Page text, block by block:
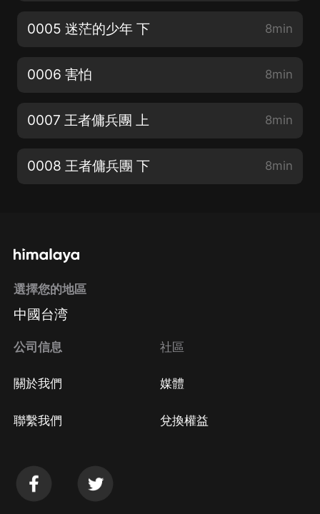
0005 迷茫的少年 下 8min
0006 害怕 8min
0007 王者傭兵團 上 8min
0008 王者傭兵團 下 8min
選擇您的地區
中國台湾
公司信息
關於我們
聯繫我們
社區
媒體
兌換權益